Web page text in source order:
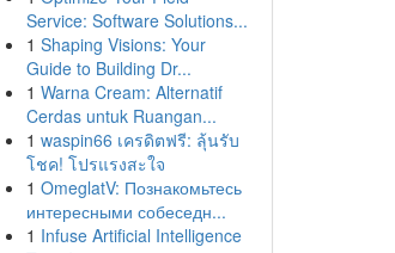
Service: Software Solutions...
1 Shaping Visions: Your
Guide to Building Dr...
1 Warna Cream: Alternatif
Cerdas untuk Ruangan...
1 waspin66 เครดิตฟรี: ลุ้นรับ
โชค! โปรแรงสะใจ
1 OmeglatV: Познакомьтесь
интересными собеседн...
1 Infuse Artificial Intelligence